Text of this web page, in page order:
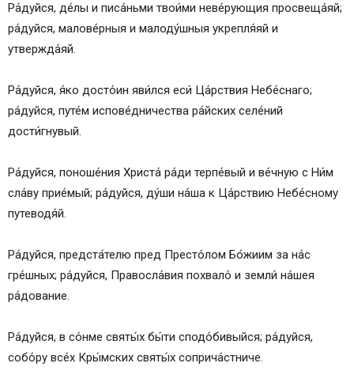
Ра́дуйся, де́лы и писа́ньми твои́ми неве́рующия просвеща́яй;
ра́дуйся, малове́рныя и малоду́шныя укрепля́яй и
утвержда́яй.
Ра́дуйся, я́ко досто́ин яви́лся еси́ Ца́рствия Небе́снаго;
ра́дуйся, путе́м испове́дничества ра́йских селе́ний
дости́гнувый.
Ра́дуйся, поноше́ния Христа́ ра́ди терпе́вый и ве́чную с Ни́м
сла́ву прие́мый; ра́дуйся, ду́ши на́ша к Ца́рствию Небе́сному
путеводя́й.
Ра́дуйся, предста́телю пред Престо́лом Бо́жиим за на́с
гре́шных; ра́дуйся, Правосла́вия похвало́ и земли́ на́шея
ра́дование.
Ра́дуйся, в со́нме святы́х бы́ти сподо́бивыйся; ра́дуйся,
собо́ру все́х Кры́мских святы́х соприча́стниче.